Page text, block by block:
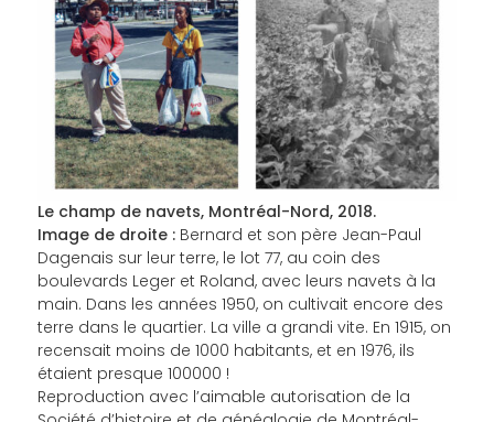
Le champ de navets, Montréal-Nord, 2018.
Image de droite :Bernard et son père Jean-Paul
Dagenais sur leur terre, le lot 77, au coin des
boulevards Leger et Roland, avec leurs navets à la
main. Dans les années 1950, on cultivait encore des
terre dans le quartier. La ville a grandi vite. En 1915, on
recensait moins de 1000 habitants, et en 1976, ils
étaient presque 100000 !
Reproduction avec l’aimable autorisation de la